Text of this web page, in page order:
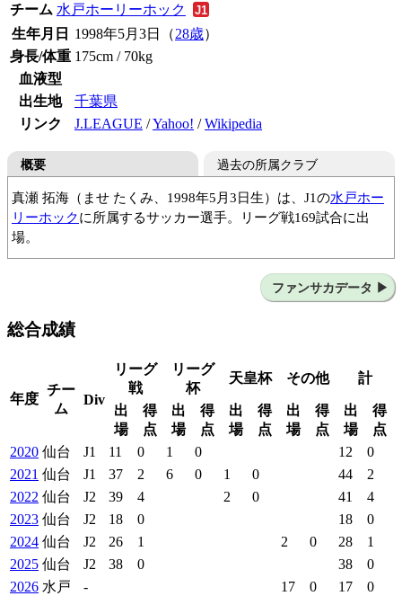
チーム 水戸ホーリーホック
生年月日
1998年5月3日（28歳）
身長/体重 175cm / 70kg
血液型
出生地
千葉県
リンク
J.LEAGUE /Yahoo! /Wikipedia
概要
真瀬 拓海（ませ たくみ、1998年5月3日生）は、J1の水戸ホー
リーホックに所属するサッカー選手。リーグ戦169試合に出
場。
過去の所属クラブ
ファンサカデータ
総合成績
年度
チー
ム
Div
リーグ
戦
リーグ
杯
天皇杯 その他 計
出
場
得
点
出
場
得
点
出
場
得
点
出
場
得
点
出
場
得
点
2020 仙台 J1 11 0 1 0 12
0
2021 仙台 J1 37 2 6 0 1 0 44
2
2022 仙台 J2 39 4 2 0 41
4
2023 仙台 J2 18 0 18
0
2024 仙台 J2 26 1 2 0 28
1
2025 仙台 J2 38 0 38
0
2026 水戸 - 17 0 17
0